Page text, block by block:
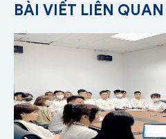
BÀI VIẾT LIÊN QUAN